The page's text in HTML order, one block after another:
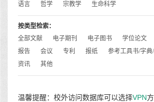
语言
哲学 宗教学 生命科学
按类型检索：
全部文献
电子期刊 电子图书 学位论文
报告
会议 专利 报纸 参考工具书/字典
资讯
其他
温馨提醒：校外访问数据库可以选择VPN